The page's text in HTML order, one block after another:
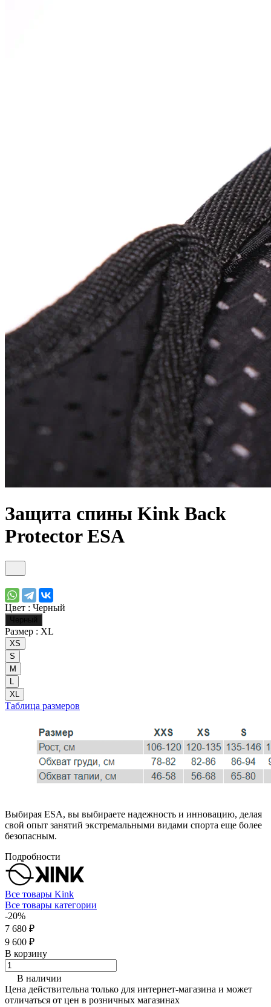
Защита спины Kink Back
Protector ESA
Цвет : Черный
Черный
Размер : XL
XS
S
M
XL
Таблица размеров
Выбирая ESA, вы выбираете надежность и инновацию, делая
свой опыт занятий экстремальными видами спорта еще более
безопасным.
Подробности
Все товары Kink
Все товары категории
-20%
7 680 ₽
9 600 ₽
В корзину
В наличии
Цена действительна только для интернет-магазина и может
отличаться от цен в розничных магазинах